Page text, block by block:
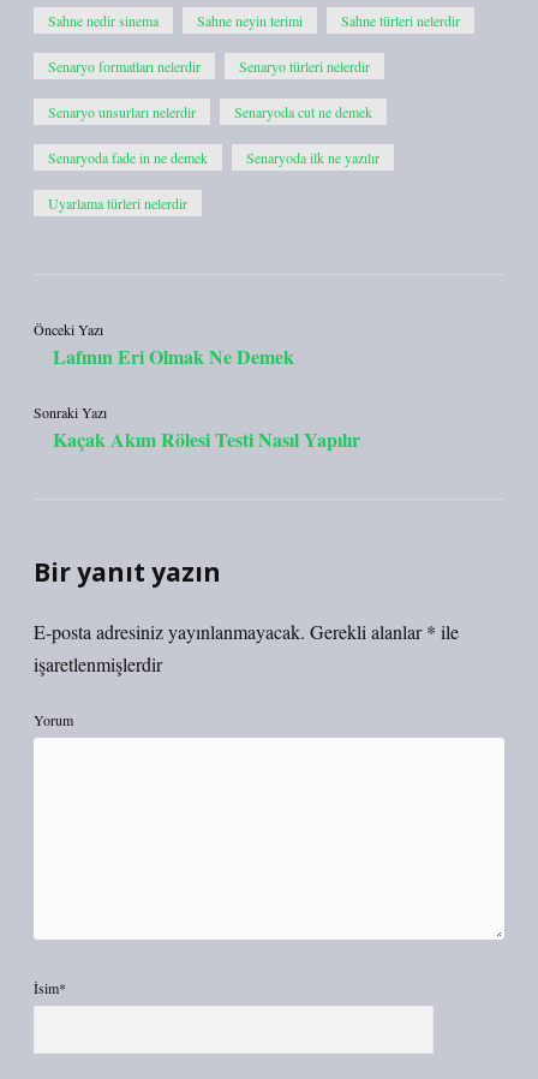
Sahne nedir sinema Sahne neyin terimi Sahne türleri nelerdir
Senaryo formatları nelerdir Senaryo türleri nelerdir
Senaryo unsurları nelerdir Senaryoda cut ne demek
Senaryoda fade in ne demek Senaryoda ilk ne yazılır
Uyarlama türleri nelerdir
Önceki Yazı
Lafının Eri Olmak Ne Demek
Sonraki Yazı
Kaçak Akım Rölesi Testi Nasıl Yapılır
Bir yanıt yazın
E-posta adresiniz yayınlanmayacak. Gerekli alanlar* ile
işaretlenmişlerdir
Yorum
İsim*